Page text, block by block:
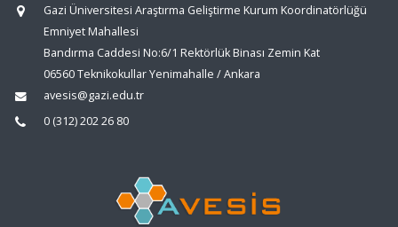
Gazi Üniversitesi Araştırma Geliştirme Kurum Koordinatörlüğü
Emniyet Mahallesi
Bandırma Caddesi No:6/1 Rektörlük Binası Zemin Kat
06560 Teknikokullar Yenimahalle / Ankara
avesis@gazi.edu.tr
0 (312) 202 26 80